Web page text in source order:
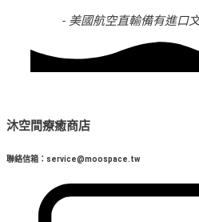
- 美國航空直輸備有進口
沐空間療癒商店
聯絡信箱：service@moospace.tw